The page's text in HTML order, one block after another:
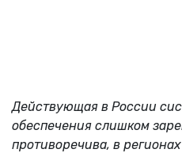
Действующая в России
обеспечения слишком
противоречива, в